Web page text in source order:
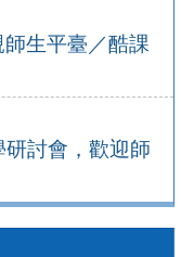
生平臺／酷課
討會，歡迎師